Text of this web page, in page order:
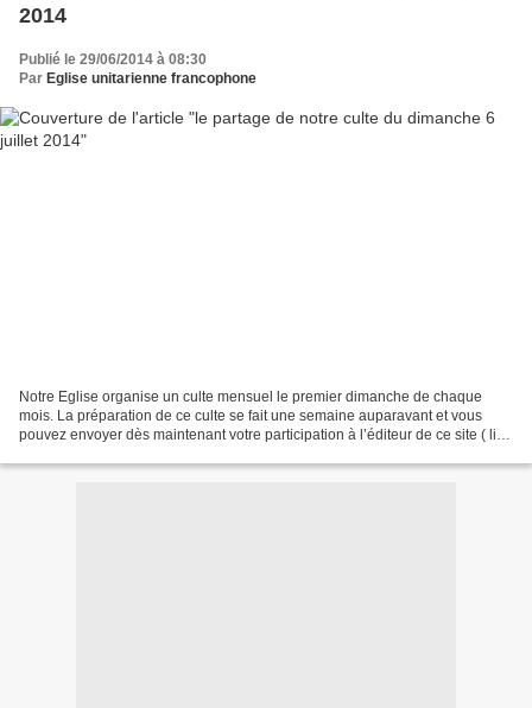
2014
Publié le 29/06/2014 à 08:30
Par Eglise unitarienne francophone
Notre Eglise organise un culte mensuel le premier dimanche de chaque
mois. La préparation de ce culte se fait une semaine auparavant et vous
pouvez envoyer dès maintenant votre participation à l’éditeur de ce site ( lien